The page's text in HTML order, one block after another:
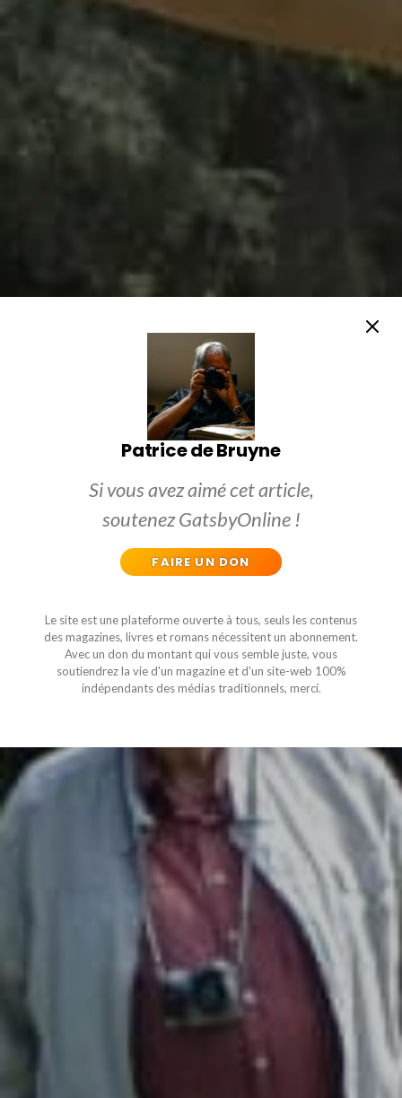
Patrice de Bruyne
Si vous avez aimé cet article,
soutenez GatsbyOnline !
FAIRE UN DON
Le site est une plateforme ouverte à tous, seuls les contenus
des magazines, livres et romans nécessitent un abonnement.
Avec un don du montant qui vous semble juste, vous
soutiendrez la vie d'un magazine et d'un site-web 100%
indépendants des médias traditionnels, merci.